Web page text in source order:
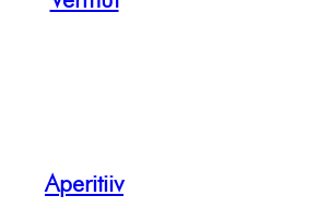
Aperitiiv